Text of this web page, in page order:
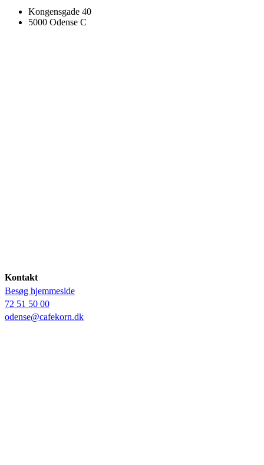
Kongensgade 40
5000 Odense C
Kontakt
Besøg hjemmeside
72 51 50 00
odense@cafekorn.dk